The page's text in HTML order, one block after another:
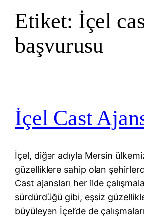
Etiket: İçel
başvurusu
İçel Cast
İçel, diğer adıyla Mersin
güzelliklere sahip olan
Cast ajansları her ilde
sürdürdüğü gibi, eşsiz
büyüleyen İçel’de de